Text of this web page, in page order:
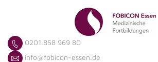
0201.858 969 80
info@fobicon-essen.de